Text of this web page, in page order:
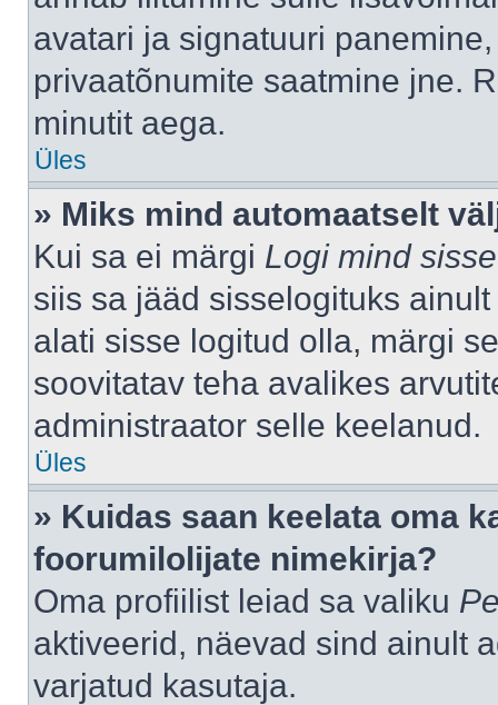
avatari ja signatuuri
privaatõnumite saatmine jne.
minutit aega.
Üles
» Miks mind automaatselt
Kui sa ei märgi Logi mind
siis sa jääd sisselogituks
alati sisse logitud olla, märgi
soovitatav teha avalikes
administraator selle keelanud.
Üles
» Kuidas saan keelata oma
foorumilolijate nimekirja?
Oma profiilist leiad sa valiku
aktiveerid, näevad sind ainult
varjatud kasutaja.